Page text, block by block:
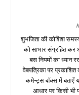
शुभजिता की कोशिश
को साभार संग्रहित
बस नियमों का
वेबपत्रिका पर
कमेन्ट्स बॉक्स में
आधार पर किसी भी